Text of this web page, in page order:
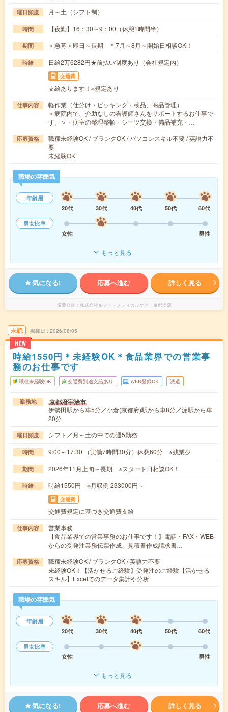
曜日頻度 月～土（シフト制）
時間 【夜勤】16：30～9：00（休憩1時間半）
期間 ＜急募＞即日～長期 ＊7月～8月～開始日相談OK！
時給 日給2万6282円★前払い制度あり（会社規定内）
交通費
支給あります！※規定あり
仕事内容
軽作業（仕分け・ピッキング・検品、商品管理）
＜病院内で、介助なしの看護師さんをサポートするお仕事で
す。＞・病室の整理整頓・シーツ交換・備品補充・…
応募資格
職種未経験OK / ブランクOK / パソコンスキル不要 / 英語力不
要
未経験OK
職場の雰囲気
年齢層
20代
30代 40代 50代
60代
男女比率
女性
男性
もっと見る
気になる! 応募へ進む 詳しく見る
派遣会社 株式会社ルフト・メディカルケア 京都支店
未読
NEW
掲載日 2026/08/05
時給1550円＊未経験OK＊食品業界での営業事
務のお仕事です
職種未経験OK 交通費別途支給あり WEB登録OK 派遣
勤務地 京都府宇治市
伊勢田駅から車5分／小倉(京都府)駅から車8分／淀駅から車
20分
曜日頻度 シフト／月～土の中での週5勤務
時間 9:00～17:30 （実働7時間30分）休憩60分 ※残業少
期間 2026年11月上旬～長期 ※スタート日相談OK！
時給 時給1550円 ※月収例 233000円～
交通費
交通費規定に基づき交通費支給
仕事内容
営業事務
【食品業界での営業事務のお仕事です！】電話・FAX・WEB
からの受発注業務伝票作成、見積書作成請求書…
応募資格
職種未経験OK / ブランクOK / 英語力不要
未経験OK！【活かせるご経験】受発注のご経験【活かせる
スキル】Excelでのデータ集計や分析
職場の雰囲気
年齢層
20代
30代 40代 50代
60代
男女比率
女性
男性
もっと見る
気になる! 応募へ進む 詳しく見る